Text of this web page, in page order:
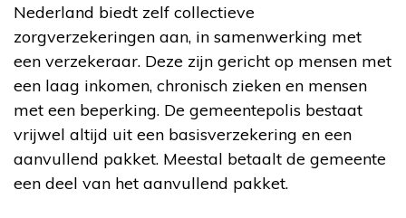
Nederland biedt zelf collectieve
zorgverzekeringen aan, in samenwerking met
een verzekeraar. Deze zijn gericht op mensen met
een laag inkomen, chronisch zieken en mensen
met een beperking. De gemeentepolis bestaat
vrijwel altijd uit een basisverzekering en een
aanvullend pakket. Meestal betaalt de gemeente
een deel van het aanvullend pakket.